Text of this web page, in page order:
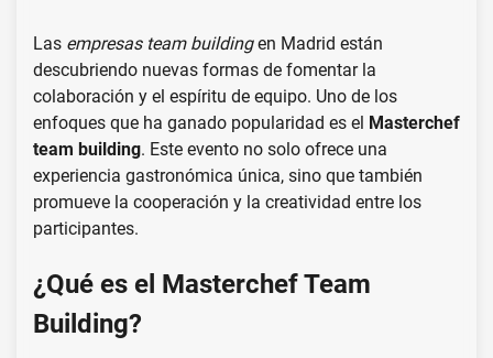
Las empresas team buildingen Madrid están
descubriendo nuevas formas de fomentar la
colaboración y el espíritu de equipo. Uno de los
enfoques que ha ganado popularidad es el Masterchef
team building. Este evento no solo ofrece una
experiencia gastronómica única, sino que también
promueve la cooperación y la creatividad entre los
participantes.
¿Qué es el Masterchef Team
Building?